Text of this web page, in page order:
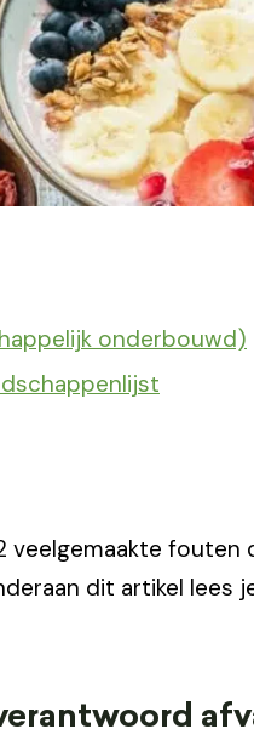
onderbouwd)
veelgemaakte
dit artikel lees